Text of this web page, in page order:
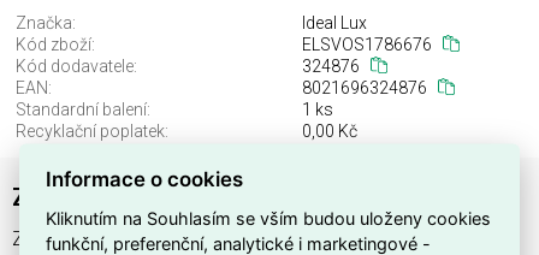
Značka:
Ideal Lux
Kód zboží:
ELSVOS1786676
Kód dodavatele:
324876
EAN:
8021696324876
Standardní balení:
1 ks
Recyklační poplatek:
0,00 Kč
ZEUS FRAME TRIM SQUARE 13W WH
ZEUS FRAME TRIM SQUARE 13W WH najdete v kategoriích
Informace o cookies
Kliknutím na Souhlasím se vším budou uloženy cookies
funkční, preferenční, analytické i marketingové -